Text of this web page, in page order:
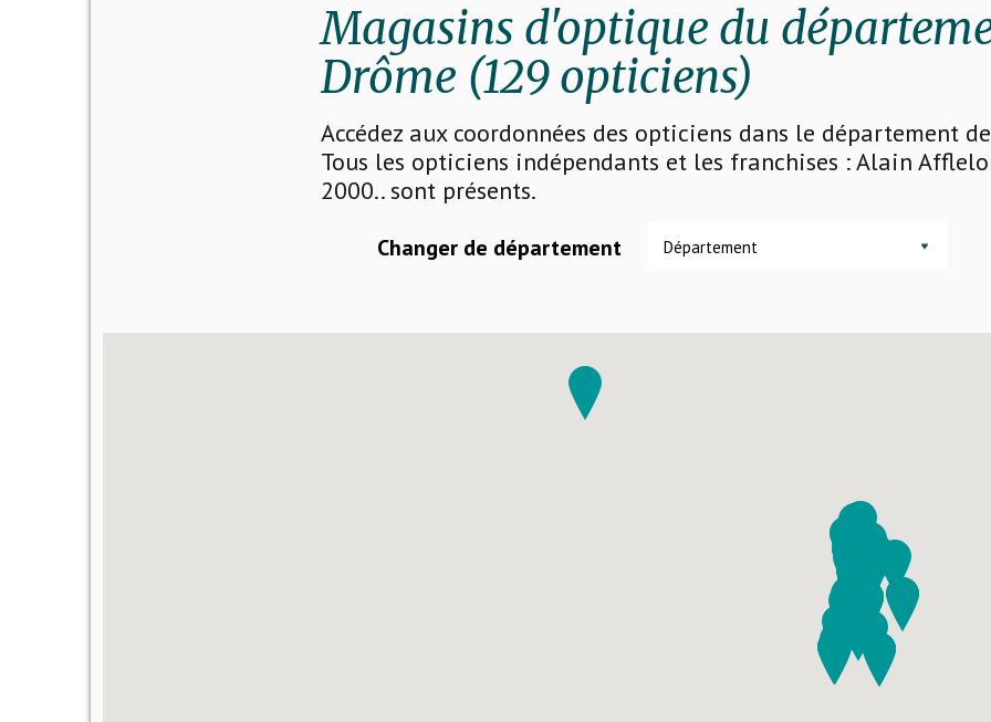
Magasins d'optique du
Drôme (129 opticiens)
Accédez aux coordonnées des opticiens dans le département
Tous les opticiens indépendants et les franchises : Alain
2000.. sont présents.
Changer de département Département